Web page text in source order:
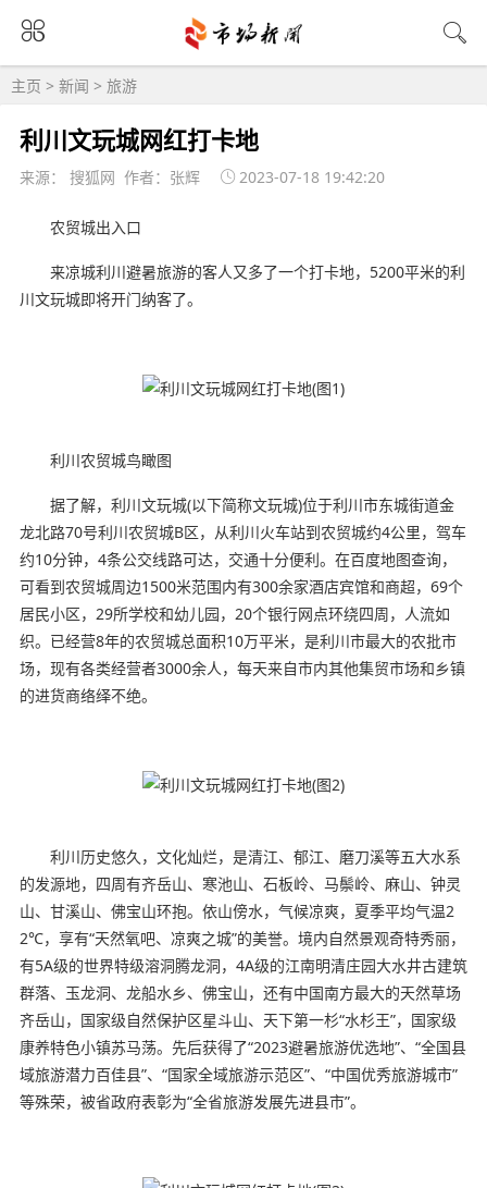
主页 > 新闻 > 旅游
利川文玩城网红打卡地
来源： 搜狐网 作者：张辉 2023-07-18 19:42:20
农贸城出入口
来凉城利川避暑旅游的客人又多了一个打卡地，5200平米的利
川文玩城即将开门纳客了。
利川农贸城鸟瞰图
据了解，利川文玩城(以下简称文玩城)位于利川市东城街道金
龙北路70号利川农贸城B区，从利川火车站到农贸城约4公里，驾车
约10分钟，4条公交线路可达，交通十分便利。在百度地图查询，
可看到农贸城周边1500米范围内有300余家酒店宾馆和商超，69个
居民小区，29所学校和幼儿园，20个银行网点环绕四周，人流如
织。已经营8年的农贸城总面积10万平米，是利川市最大的农批市
场，现有各类经营者3000余人，每天来自市内其他集贸市场和乡镇
的进货商络绎不绝。
利川历史悠久，文化灿烂，是清江、郁江、磨刀溪等五大水系
的发源地，四周有齐岳山、寒池山、石板岭、马鬃岭、麻山、钟灵
山、甘溪山、佛宝山环抱。依山傍水，气候凉爽，夏季平均气温2
2℃，享有“天然氧吧、凉爽之城”的美誉。境内自然景观奇特秀丽，
有5A级的世界特级溶洞腾龙洞，4A级的江南明清庄园大水井古建筑
群落、玉龙洞、龙船水乡、佛宝山，还有中国南方最大的天然草场
齐岳山，国家级自然保护区星斗山、天下第一杉“水杉王”，国家级
康养特色小镇苏马荡。先后获得了“2023避暑旅游优选地”、“全国县
域旅游潜力百佳县”、“国家全域旅游示范区”、“中国优秀旅游城市”
等殊荣，被省政府表彰为“全省旅游发展先进县市”。